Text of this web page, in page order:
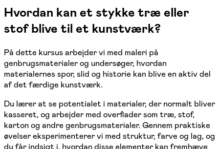
Hvordan kan et stykke træ eller
stof blive til et kunstværk?
På dette kursus arbejder vi med maleri på
genbrugsmaterialer og undersøger, hvordan
materialernes spor, slid og historie kan blive en aktiv del
af det færdige kunstværk.
Du lærer at se potentialet i materialer, der normalt bliver
kasseret, og arbejder med overflader som træ, stof,
karton og andre genbrugsmaterialer. Gennem praktiske
øvelser eksperimenterer vi med struktur, farve og lag, og
du får indsigt i, hvordan disse elementer kan fremhæve